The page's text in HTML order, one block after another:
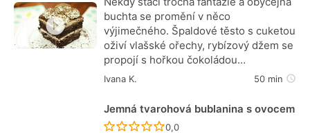
buchta se promění v něco
výjimečného. Špaldové těsto s cuketou
oživí vlašské ořechy, rybízový džem se
propojí s hořkou čokoládou…
Ivana K. 50 min
Jemná tvarohová bublanina s ovocem
Recept ještě nebyl hodnocen
0,0